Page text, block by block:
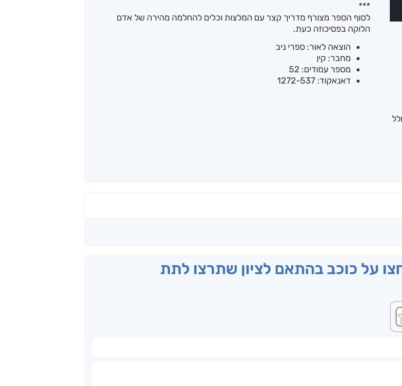
***
לסוף הספר מצורף מדריך קצר עם המלצות וכלים להחלמה מהירה של אדם
הלוקה בפסיכוזה כעת.
הוצאה לאור: ספרי ניב
מחבר: קין
מספר עמודים: 52
דאנאקוד: 1272-537
על כוכב בהתאם לציון שתרצו לתת